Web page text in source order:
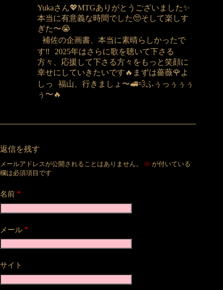
Yukaさん💖MTGありがとうございました✨
本当に有意義な時間でした🥺そして楽しす
ぎた〜😭
補佐の企画書、本当に素晴らしかったで
す‼️ 2025年はさらに歌を聴いて下さる
方々、応援して下さる方々をもっと笑顔に
幸せにしていきたいです🔥まずは薔薇🌹よ
しっ 福山、行きましょ〜🚅💨ふぅっぅぅぅ
ぅ〜🔥
返信を残す
メールアドレスが公開されることはありません。 ※ が付いている
欄は必須項目です
名前 *
メール *
サイト